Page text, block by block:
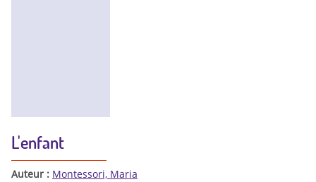
L'enfant
Auteur : Montessori, Maria